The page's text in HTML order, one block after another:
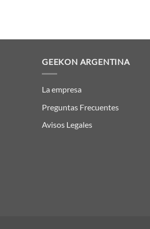
GEEKON ARGENTINA
La empresa
Preguntas Frecuentes
Avisos Legales